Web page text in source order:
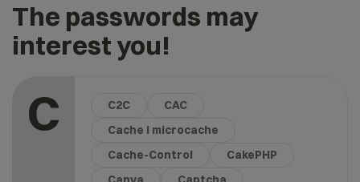
The passwords may
interest you!
C C2C
CAC
Cache i microcache
Cache-Control
CakePHP